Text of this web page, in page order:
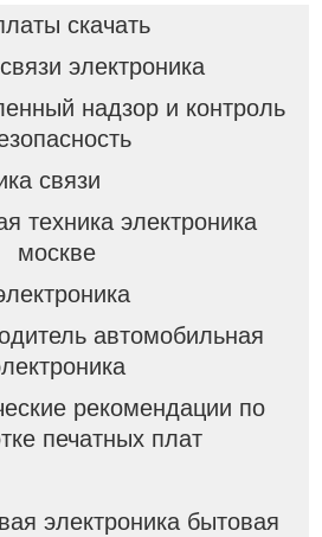
скачать
электроника
надзор и контроль
связи
техника электроника
москве
автомобильная
рекомендации по
печатных плат
электроника бытовая